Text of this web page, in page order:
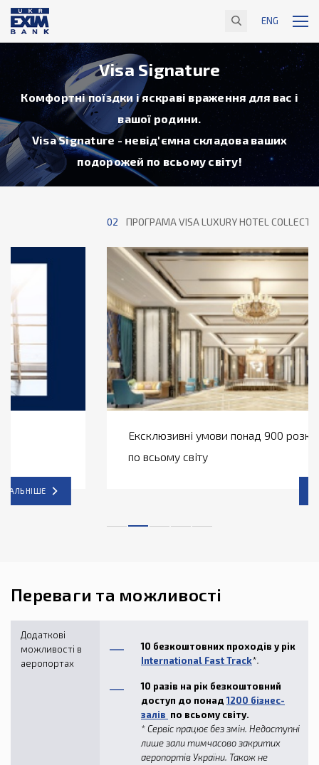
ENG
Visa Signature
Комфортні поїздки і яскраві враження для вас і
вашої родини.
Visa Signature - невід'ємна складова ваших
подорожей по всьому світу!
ПРОГРАМА VISA LUXURY HOTEL COLLECTION
Ексклюзивні умови понад 900 розкішних готелів
Переваги та можливості
Додаткові
можливості в
аеропортах
10 безкоштовних проходів у рік
International Fast Track*.
10 разів на рік безкоштовний
доступ до понад1200 бізнес-
залів по всьому світу.
* Сервіс працює без змін. Недоступні
лише зали тимчасово закритих
аеропортів України. Також не